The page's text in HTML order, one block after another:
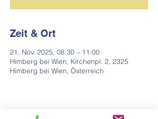
Zeit & Ort
21. Nov. 2025, 08:30 – 11:00
Himberg bei Wien, Kirchenpl. 2, 2325
Himberg bei Wien, Österreich